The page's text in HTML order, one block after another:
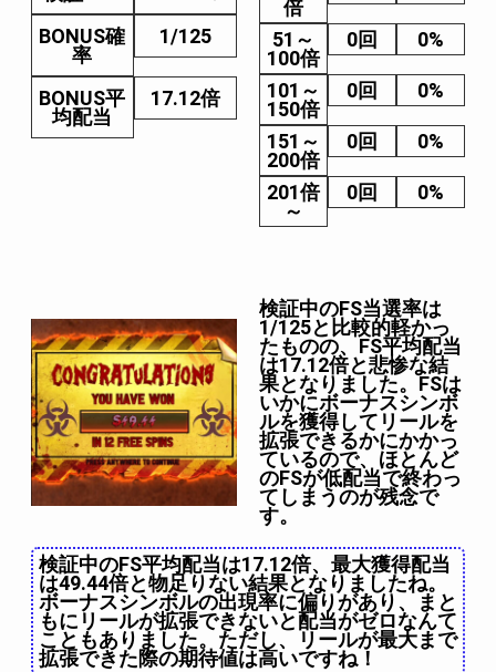
BONUS確
率
1/125
BONUS平
均配当
17.12倍
倍
51～
100倍
0回 0%
101～
150倍
0回 0%
151～
200倍
0回 0%
201倍
～
0回 0%
検証中のFS当選率は
1/125と比較的軽かっ
たものの、FS平均配当
は17.12倍と悲惨な結
果となりました。FSは
いかにボーナスシンボ
ルを獲得してリールを
拡張できるかにかかっ
ているので、ほとんど
のFSが低配当で終わっ
てしまうのが残念で
す。
検証中のFS平均配当は17.12倍、最大獲得配当
は49.44倍と物足りない結果となりましたね。
ボーナスシンボルの出現率に偏りがあり、まと
もにリールが拡張できないと配当がゼロなんて
こともありました。ただし、リールが最大まで
拡張できた際の期待値は高いですね！